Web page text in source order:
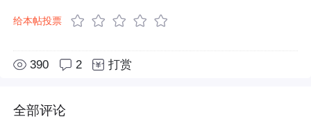
给本帖投票
390 2 打赏
全部评论